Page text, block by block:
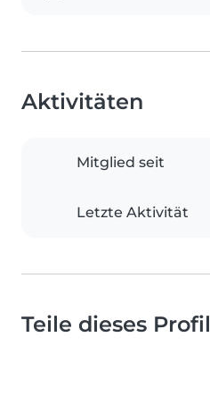
Aktivitäten
Mitglied seit
Letzte Aktivität
Teile dieses Profil